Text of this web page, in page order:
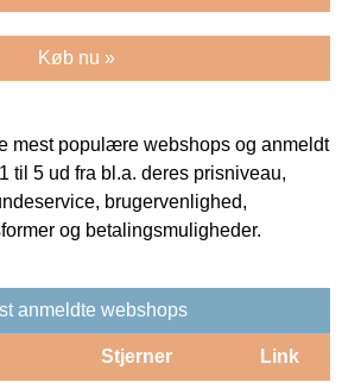
Køb nu »
mest populære webshops og anmeldt
til 5 ud fra bl.a. deres prisniveau,
brugervenlighed,
og betalingsmuligheder.
anmeldte webshops
Stjerner Link